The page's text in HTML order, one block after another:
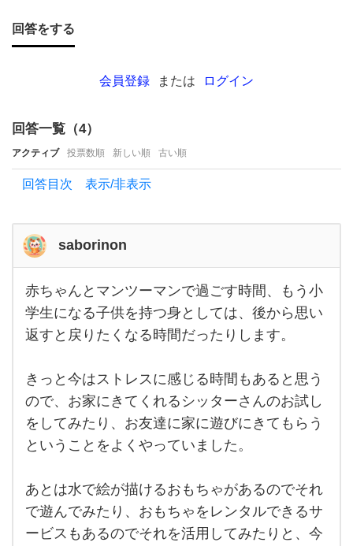
く
赤ち
ゃ
ん
い
ま
す。
平日
3日
く
い
は、
車で
オ
ン
モ
回答をする
会員登録 または ログイン
回答一覧（4）
アクティブ 投票数順 新しい順 古い順
回答目次 表示/非表示
saborinon
赤ち
ゃん
とマ
ンツ
過ご
す時
間、
もう
小学
生に
なる
つ身
とし
て
は、
後
赤ちゃんとマンツーマンで過ごす時間、もう小
学生になる子供を持つ身としては、後から思い
返すと戻りたくなる時間だったりします。
きっと今はストレスに感じる時間もあると思う
ので、お家にきてくれるシッターさんのお試し
をしてみたり、お友達に家に遊びにきてもらう
ということをよくやっていました。
あとは水で絵が描けるおもちゃがあるのでそれ
で遊んでみたり、おもちゃをレンタルできるサ
ービスもあるのでそれを活用してみたりと、今